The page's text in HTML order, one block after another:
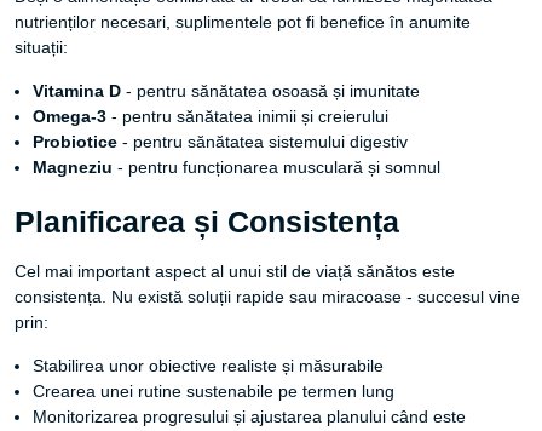
nutrienților necesari, suplimentele pot fi benefice în anumite
situații:
Vitamina D - pentru sănătatea osoasă și imunitate
Omega-3 - pentru sănătatea inimii și creierului
Probiotice - pentru sănătatea sistemului digestiv
Magneziu - pentru funcționarea musculară și somnul
Planificarea și Consistența
Cel mai important aspect al unui stil de viață sănătos este
consistența. Nu există soluții rapide sau miracoase - succesul vine
prin:
Stabilirea unor obiective realiste și măsurabile
Crearea unei rutine sustenabile pe termen lung
Monitorizarea progresului și ajustarea planului când este